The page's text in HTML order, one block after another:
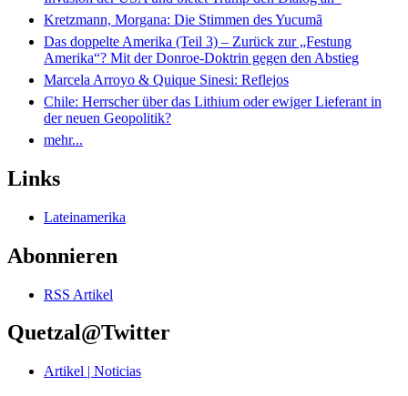
Kretzmann, Morgana: Die Stimmen des Yucumã
Das doppelte Amerika (Teil 3) – Zurück zur „Festung
Amerika“? Mit der Donroe-Doktrin gegen den Abstieg
Marcela Arroyo & Quique Sinesi: Reflejos
Chile: Herrscher über das Lithium oder ewiger Lieferant in
der neuen Geopolitik?
mehr...
Links
Lateinamerika
Abonnieren
RSS Artikel
Quetzal@Twitter
Artikel | Noticias